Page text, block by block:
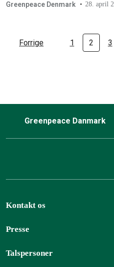
Greenpeace Denmark 28. april
Forrige 1 2 3
Greenpeace Danmark
Kontakt os
Presse
Talspersoner